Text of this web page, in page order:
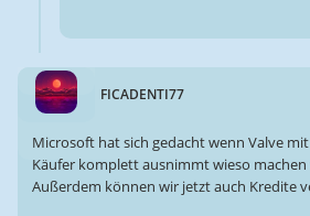
FICADENTI77
Microsoft hat sich gedacht wenn Valve
Käufer komplett ausnimmt wieso
Außerdem können wir jetzt auch Kredite